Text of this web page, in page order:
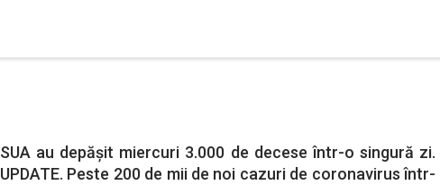
SUA au depășit miercuri 3.000 de decese într-o singură zi.
UPDATE. Peste 200 de mii de noi cazuri de coronavirus într-